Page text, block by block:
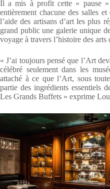
Il a mis à profit cette « pause
entièrement chacune des salles
l’aide des artisans d’art les plus
grand public une galerie unique
voyage à travers l’histoire des arts
« J’ai toujours pensé que l’Art
célébré seulement dans les
attaché à ce que l’Art, sous
partie des ingrédients essentiels
Les Grands Buffets » exprime